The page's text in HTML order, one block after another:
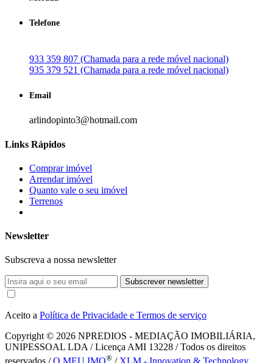
Telefone
933 359 807 (Chamada para a rede móvel nacional)
935 379 521 (Chamada para a rede móvel nacional)
Email
arlindopinto3@hotmail.com
Links Rápidos
Comprar imóvel
Arrendar imóvel
Quanto vale o seu imóvel
Terrenos
Newsletter
Subscreva a nossa newsletter
Subscrever newsletter
Aceito a Política de Privacidade e Termos de serviço
Copyright © 2026 NPREDIOS - MEDIAÇÃO IMOBILIÁRIA,
UNIPESSOAL LDA / Licença AMI 13228 / Todos os direitos
reservados /O MEU IMO® / XLM - Innovation & Technology